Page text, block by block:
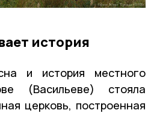
история
и история местного
(Васильеве) стояла
церковь, построенная